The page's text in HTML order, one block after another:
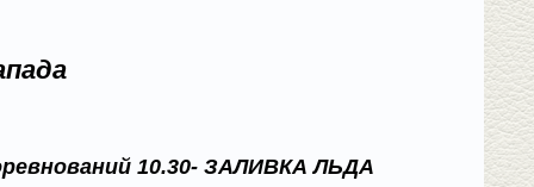
10.30- ЗАЛИВКА ЛЬДА